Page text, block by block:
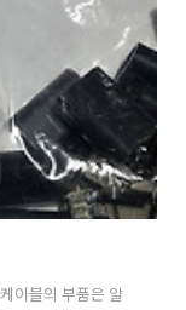
이블의 부품은 알